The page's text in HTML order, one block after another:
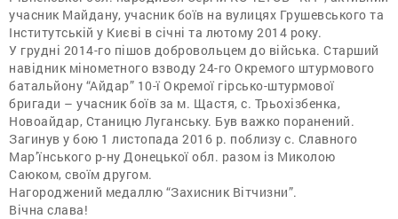
учасник Майдану, учасник боїв на вулицях Грушевського та
Інститутській у Києві в січні та лютому 2014 року.
У грудні 2014-го пішов добровольцем до війська. Старший
навідник мінометного взводу 24-го Окремого штурмового
батальйону “Айдар” 10-ї Окремої гірсько-штурмової
бригади – учасник боїв за м. Щастя, с. Трьохізбенка,
Новоайдар, Станицю Луганську. Був важко поранений.
Загинув у бою 1 листопада 2016 р. поблизу с. Славного
Мар’їнського р-ну Донецької обл. разом із Миколою
Саюком, своїм другом.
Нагороджений медаллю “Захисник Вітчизни”.
Вічна слава!